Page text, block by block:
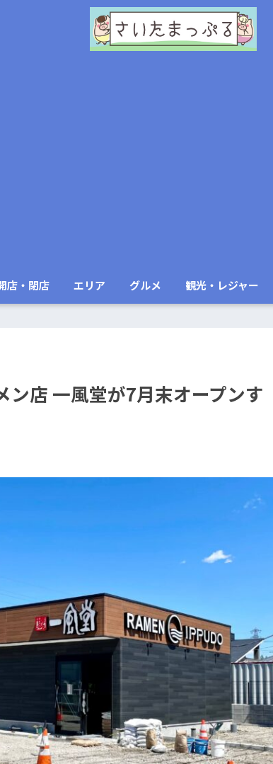
店・閉店 エリア グルメ 観光・レジャー
ン店 一風堂が7月末オープンす